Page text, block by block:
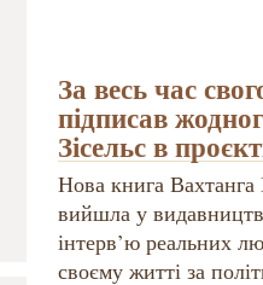
За весь час
підписав
Зісельс в
Нова книга
вийшла у
інтерв’ю реальних
своєму житті за